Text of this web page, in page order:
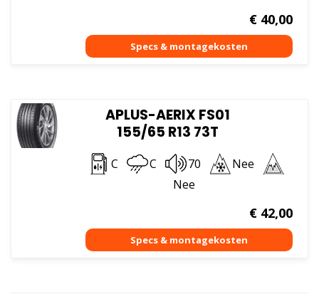
€40,00
APLUS-AERIX FS01
155/65 R13 73T
C C 70
Nee
Nee
€42,00